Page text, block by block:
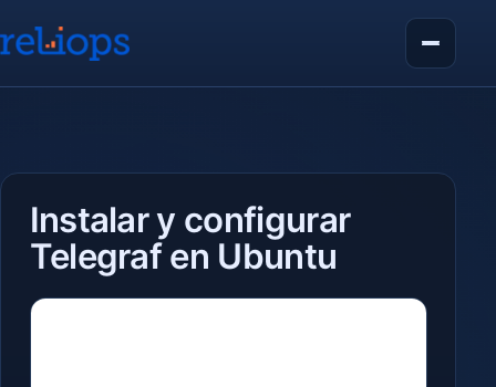
Instalar y configurar
Telegraf en Ubuntu